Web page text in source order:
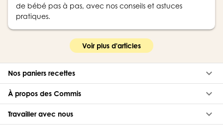
de bébé pas à pas, avec nos conseils et astuces
pratiques.
Voir plus d'articles
Nos paniers recettes keyboard_arrow_down
À propos des Commis keyboard_arrow_down
Travailler avec nous keyboard_arrow_down